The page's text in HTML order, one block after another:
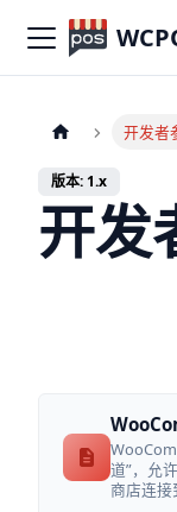
开发者
版本: 1.x
开发
道”，允
商店连接